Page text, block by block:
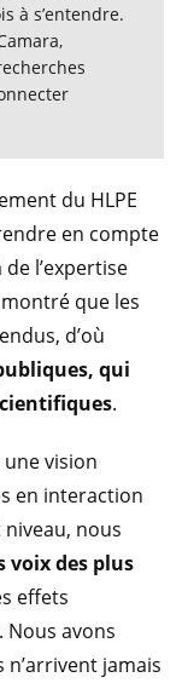
à s’entendre.
du HLPE
en compte
l’expertise
que les
d’où
qui
.
vision
en interaction
nous
voix des plus
effets
avons
jamais